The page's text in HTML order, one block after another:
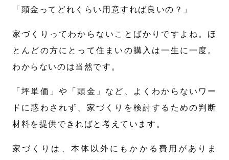
「頭金ってどれくらい用意すれば良いの？」
家づくりってわからないことばかりですよね。ほ
とんどの方にとって住まいの購入は一生に一度。
わからないのは当然です。
「坪単価」や「頭金」など、よくわからないワー
ドに惑わされず、家づくりを検討するための判断
材料を提供できればと考えています。
家づくりは、本体以外にもかかる費用がありま